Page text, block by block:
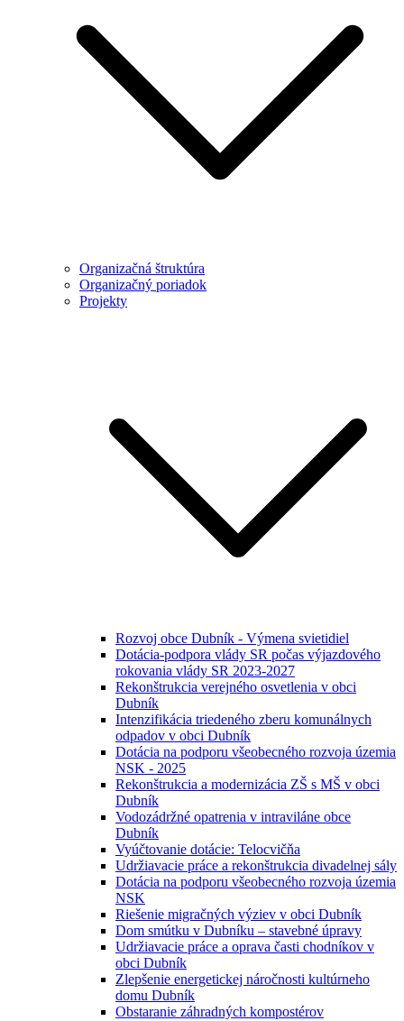
Organizačná štruktúra
Organizačný poriadok
Projekty
Rozvoj obce Dubník - Výmena svietidiel
Dotácia-podpora vlády SR počas výjazdového
rokovania vlády SR 2023-2027
Rekonštrukcia verejného osvetlenia v obci
Dubník
Intenzifikácia triedeného zberu komunálnych
odpadov v obci Dubník
Dotácia na podporu všeobecného rozvoja územia
NSK - 2025
Rekonštrukcia a modernizácia ZŠ s MŠ v obci
Dubník
Vodozádržné opatrenia v intraviláne obce
Dubník
Vyúčtovanie dotácie: Telocvičňa
Udržiavacie práce a rekonštrukcia divadelnej sály
Dotácia na podporu všeobecného rozvoja územia
NSK
Riešenie migračných výziev v obci Dubník
Dom smútku v Dubníku – stavebné úpravy
Udržiavacie práce a oprava časti chodníkov v
obci Dubník
Zlepšenie energetickej náročnosti kultúrneho
domu Dubník
Obstaranie záhradných kompostérov